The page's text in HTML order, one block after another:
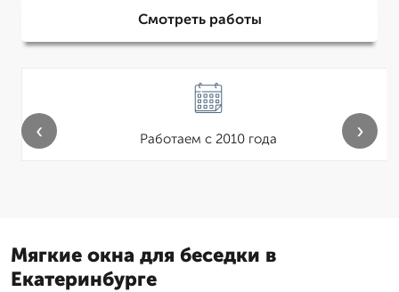
Смотреть работы
Работаем с 2010 года
‹ ›
Мягкие окна для беседки в
Екатеринбурге